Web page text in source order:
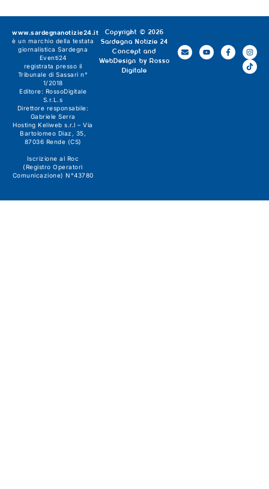
Copyright © 2026
Sardegna Notizie 24
Concept and
WebDesign by Rosso
Digitale
www.sardegnanotizie24.it
è un marchio della testata
giornalistica Sardegna
Eventi24
registrata presso il
Tribunale di Sassari n°
1/2018
Editore: RossoDigitale
S.r.L.s
Direttore responsabile:
Gabriele Serra
Hosting Keliweb s.r.l – Via
Bartolomeo Diaz, 35,
87036 Rende (CS)
Iscrizione al Roc
(Registro Operatori
Comunicazione) N°43780